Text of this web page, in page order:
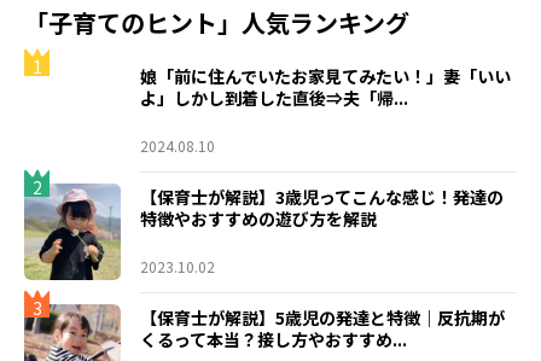
「子育てのヒント」人気ランキング
1
娘「前に住んでいたお家見てみたい！」妻「いい
よ」しかし到着した直後⇒夫「帰...
2024.08.10
2
【保育士が解説】3歳児ってこんな感じ！発達の
特徴やおすすめの遊び方を解説
2023.10.02
3
【保育士が解説】5歳児の発達と特徴｜反抗期が
くるって本当？接し方やおすすめ...